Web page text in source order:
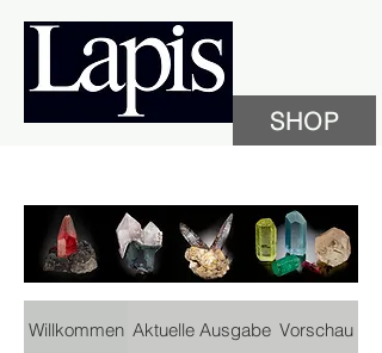
SHOP
Willkommen Aktuelle Ausgabe Vorschau